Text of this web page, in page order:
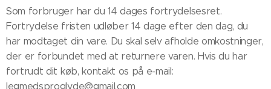
Som forbruger har du 14 dages fortrydelsesret.
Fortrydelse fristen udløber 14 dage efter den dag, du
har modtaget din vare. Du skal selv afholde omkostninger,
der er forbundet med at returnere varen. Hvis du har
fortrudt dit køb, kontakt os på e-mail:
legmedsproglyde@gmail.com